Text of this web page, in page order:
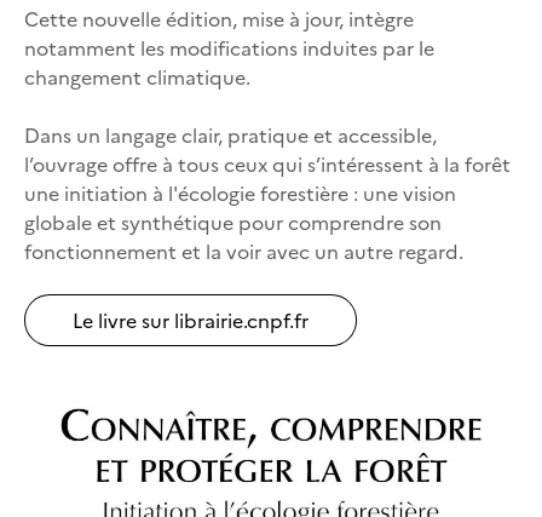
Cette nouvelle édition, mise à jour, intègre
notamment les modifications induites par le
changement climatique.
Dans un langage clair, pratique et accessible,
l’ouvrage offre à tous ceux qui s’intéressent à la forêt
une initiation à l'écologie forestière : une vision
globale et synthétique pour comprendre son
fonctionnement et la voir avec un autre regard.
Le livre sur librairie.cnpf.fr